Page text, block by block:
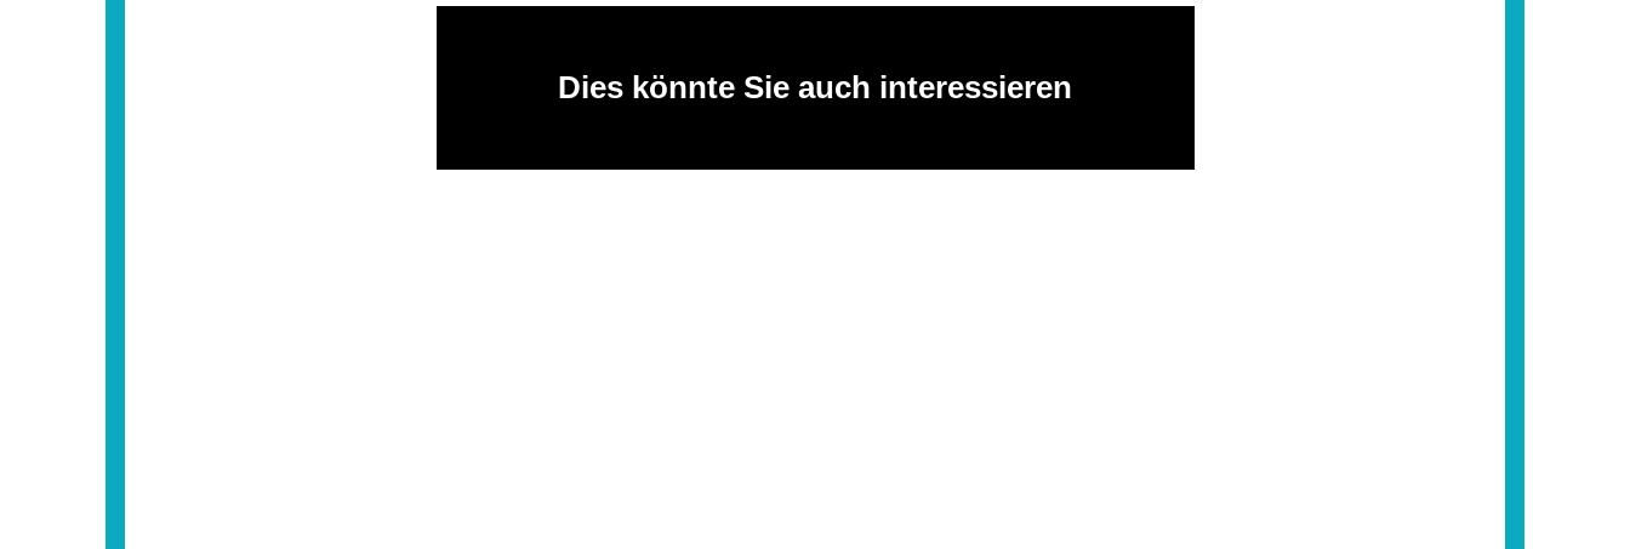
Dies könnte Sie auch interessieren